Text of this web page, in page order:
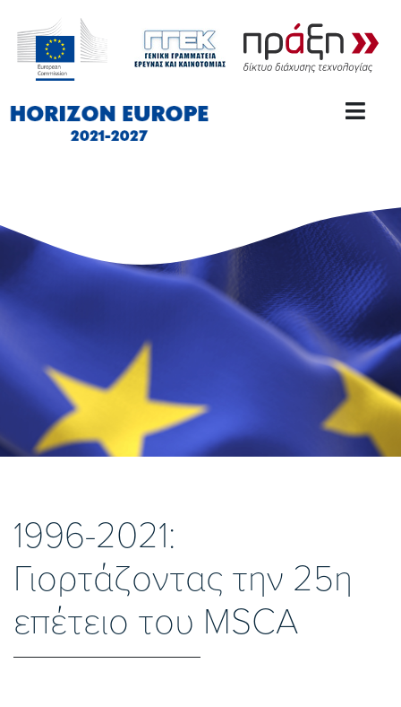
1996-2021:
Γιορτάζοντας την 25η
επέτειο του MSCA